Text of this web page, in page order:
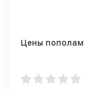
Цены пополам